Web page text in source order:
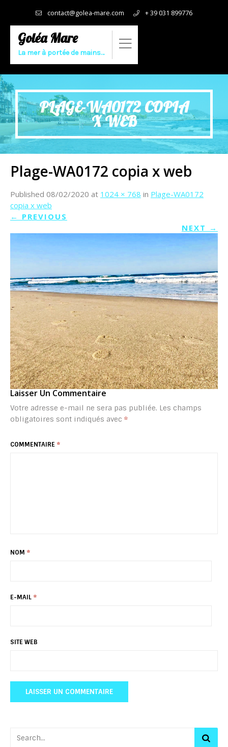
contact@golea-mare.com + 39 031 899776
Goléa Mare
La mer à portée de mains…
PLAGE-WA0172 COPIA
X WEB
Plage-WA0172 copia x web
Published 08/02/2020 at 1024 × 768 in Plage-WA0172
copia x web
← PREVIOUS
NEXT →
Laisser Un Commentaire
Votre adresse e-mail ne sera pas publiée. Les champs
obligatoires sont indiqués avec *
COMMENTAIRE *
NOM *
E-MAIL *
SITE WEB